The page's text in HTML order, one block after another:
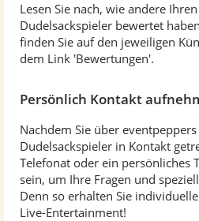
Lesen Sie nach, wie andere
Dudelsackspieler bewertet
finden Sie auf den jeweiligen
dem Link 'Bewertungen'.
Persönlich Kontakt
Nachdem Sie über
Dudelsackspieler in Kontakt
Telefonat oder ein persönliches
sein, um Ihre Fragen und
Denn so erhalten Sie
Live-Entertainment!